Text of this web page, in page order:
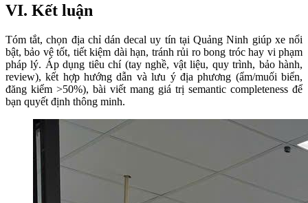
VI. Kết luận
Tóm tắt, chọn địa chỉ dán decal uy tín tại Quảng Ninh giúp xe nổi
bật, bảo vệ tốt, tiết kiệm dài hạn, tránh rủi ro bong tróc hay vi phạm
pháp lý. Áp dụng tiêu chí (tay nghề, vật liệu, quy trình, bảo hành,
review), kết hợp hướng dẫn và lưu ý địa phương (ẩm/muối biển,
đăng kiểm >50%), bài viết mang giá trị semantic completeness để
bạn quyết định thông minh.